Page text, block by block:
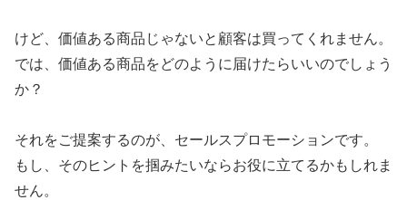
けど、価値ある商品じゃないと顧客は買ってくれません。
では、価値ある商品をどのように届けたらいいのでしょう
か？
それをご提案するのが、セールスプロモーションです。
もし、そのヒントを掴みたいならお役に立てるかもしれま
せん。